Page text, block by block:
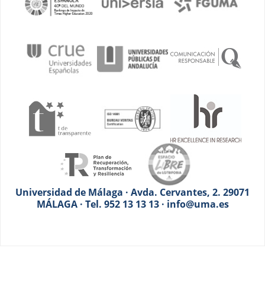
Universidad de Málaga · Avda. Cervantes, 2. 29071
MÁLAGA · Tel. 952 13 13 13 · info@uma.es